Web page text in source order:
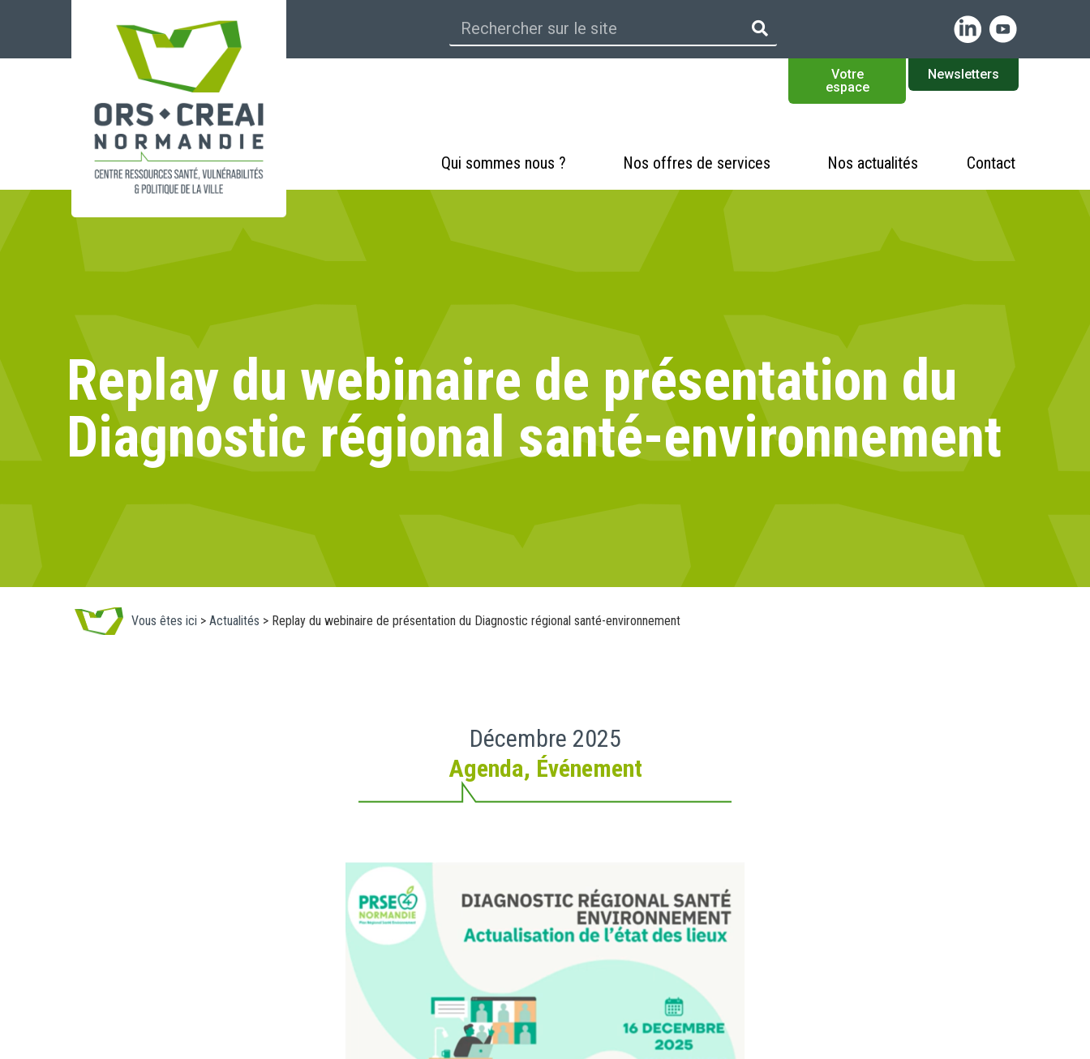
Votre
espace
Newsletters
Qui sommes nous ? Nos offres de services Nos actualités Contact
Replay du webinaire de présentation du
Diagnostic régional santé-environnement
Vous êtes ici > Actualités > Replay du webinaire de présentation du Diagnostic régional santé-environnement
Décembre 2025
Agenda, Événement